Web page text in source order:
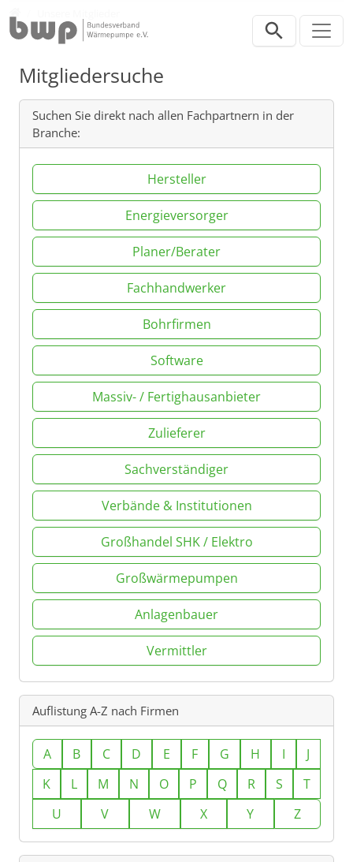
Mitgliedersuche
Suchen Sie direkt nach allen Fachpartnern in der
Branche:
Hersteller
Energieversorger
Planer/Berater
Fachhandwerker
Bohrfirmen
Software
Massiv- / Fertighausanbieter
Zulieferer
Sachverständiger
Verbände & Institutionen
Großhandel SHK / Elektro
Großwärmepumpen
Anlagenbauer
Vermittler
Auflistung A-Z nach Firmen
A B C D E F G H I
J
K
L M N O P Q R S
T
U
V W X Y Z